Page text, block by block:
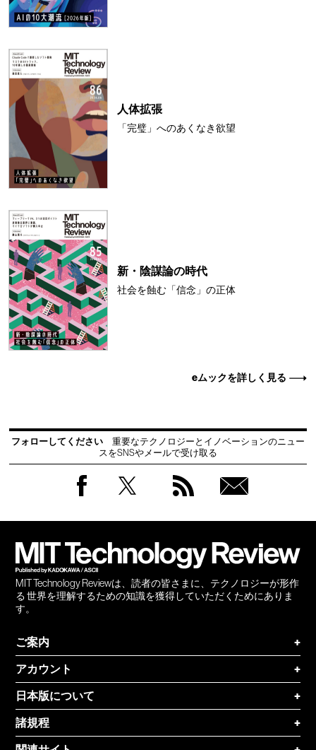
人体拡張
「完璧」へのあくなき欲望
新・陰謀論の時代
社会を蝕む「信念」の正体
eムックを詳しく見る
フォローしてください
重要なテクノロジーとイノベーションのニュー
スをSNSやメールで受け取る
MIT Technology Reviewは、読者の皆さまに、テクノロジーが形作
る 世界を理解するための知識を獲得していただくためにありま
す。
ご案内
+
アカウント
+
日本版について
+
諸規程
+